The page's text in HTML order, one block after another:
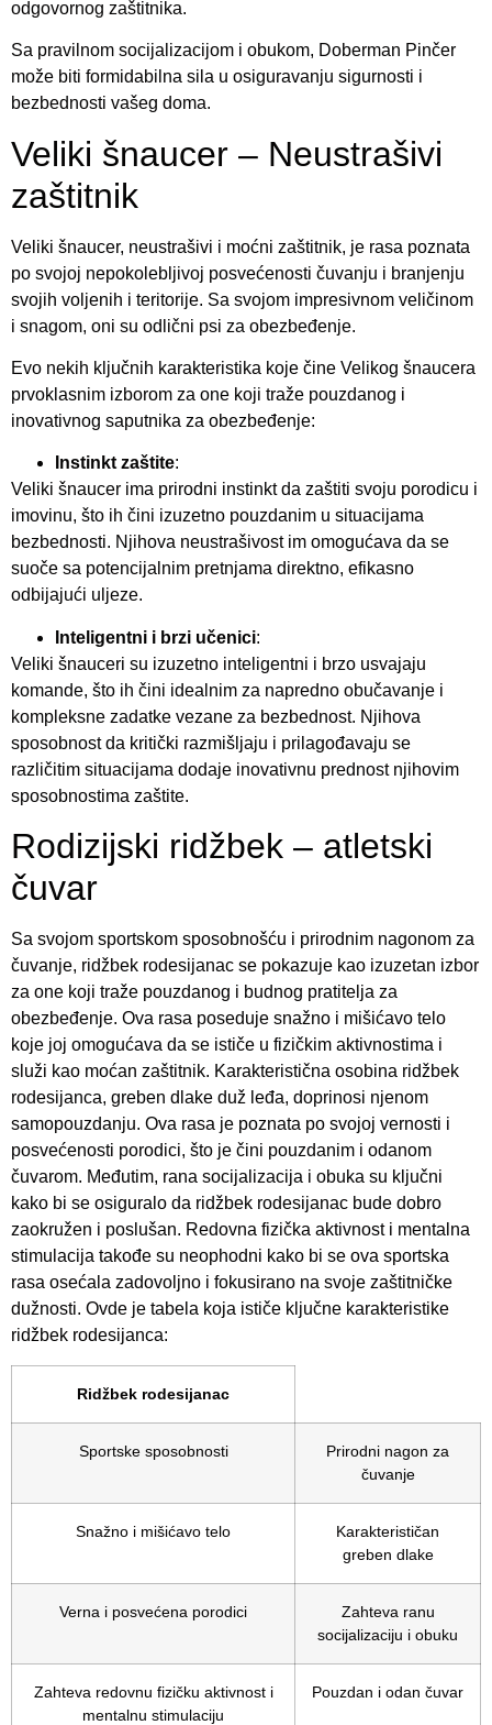
odgovornog zaštitnika.
Sa pravilnom socijalizacijom i obukom, Doberman Pinčer
može biti formidabilna sila u osiguravanju sigurnosti i
bezbednosti vašeg doma.
Veliki šnaucer – Neustrašivi
zaštitnik
Veliki šnaucer, neustrašivi i moćni zaštitnik, je rasa poznata
po svojoj nepokolebljivoj posvećenosti čuvanju i branjenju
svojih voljenih i teritorije. Sa svojom impresivnom veličinom
i snagom, oni su odlični psi za obezbeđenje.
Evo nekih ključnih karakteristika koje čine Velikog šnaucera
prvoklasnim izborom za one koji traže pouzdanog i
inovativnog saputnika za obezbeđenje:
Instinkt zaštite:
Veliki šnaucer ima prirodni instinkt da zaštiti svoju porodicu i
imovinu, što ih čini izuzetno pouzdanim u situacijama
bezbednosti. Njihova neustrašivost im omogućava da se
suoče sa potencijalnim pretnjama direktno, efikasno
odbijajući uljeze.
Inteligentni i brzi učenici:
Veliki šnauceri su izuzetno inteligentni i brzo usvajaju
komande, što ih čini idealnim za napredno obučavanje i
kompleksne zadatke vezane za bezbednost. Njihova
sposobnost da kritički razmišljaju i prilagođavaju se
različitim situacijama dodaje inovativnu prednost njihovim
sposobnostima zaštite.
Rodizijski ridžbek – atletski
čuvar
Sa svojom sportskom sposobnošću i prirodnim nagonom za
čuvanje, ridžbek rodesijanac se pokazuje kao izuzetan izbor
za one koji traže pouzdanog i budnog pratitelja za
obezbeđenje. Ova rasa poseduje snažno i mišićavo telo
koje joj omogućava da se ističe u fizičkim aktivnostima i
služi kao moćan zaštitnik. Karakteristična osobina ridžbek
rodesijanca, greben dlake duž leđa, doprinosi njenom
samopouzdanju. Ova rasa je poznata po svojoj vernosti i
posvećenosti porodici, što je čini pouzdanim i odanom
čuvarom. Međutim, rana socijalizacija i obuka su ključni
kako bi se osiguralo da ridžbek rodesijanac bude dobro
zaokružen i poslušan. Redovna fizička aktivnost i mentalna
stimulacija takođe su neophodni kako bi se ova sportska
rasa osećala zadovoljno i fokusirano na svoje zaštitničke
dužnosti. Ovde je tabela koja ističe ključne karakteristike
ridžbek rodesijanca:
Ridžbek rodesijanac
Sportske sposobnosti
Prirodni nagon za
čuvanje
Snažno i mišićavo telo
Karakterističan
greben dlake
Verna i posvećena porodici
Zahteva ranu
socijalizaciju i obuku
Zahteva redovnu fizičku aktivnost i
mentalnu stimulaciju
Pouzdan i odan čuvar